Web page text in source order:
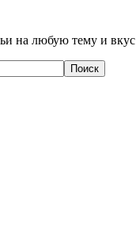
на любую тему и вкус